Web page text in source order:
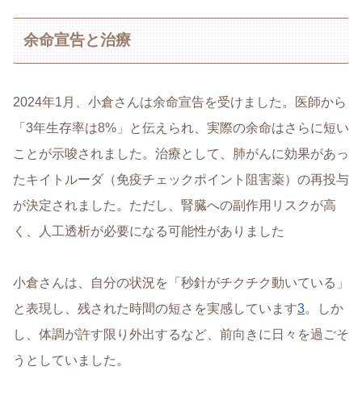
余命宣告と治療
2024年1月、小倉さんは余命宣告を受けました。医師から
「3年生存率は8%」と伝えられ、実際の余命はさらに短い
ことが示唆されました。治療として、肺がんに効果があっ
たキイトルーダ（免疫チェックポイント阻害薬）の再投与
が決定されました。ただし、腎臓への副作用リスクが高
く、人工透析が必要になる可能性がありました
小倉さんは、自分の状況を「秒針がチクチク動いている」
と表現し、残された時間の短さを実感しています3。しか
し、体調が許す限り外出するなど、前向きに日々を過ごそ
うとしていました。